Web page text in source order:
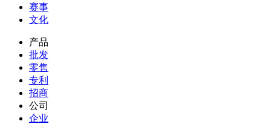
赛事
文化
产品
批发
零售
专利
招商
公司
企业